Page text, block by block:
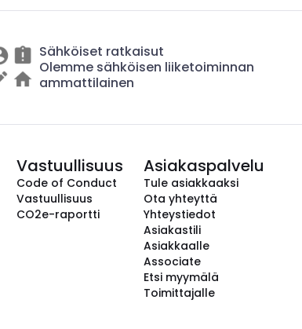
Sähköiset ratkaisut
Olemme sähköisen liiketoiminnan
ammattilainen
Vastuullisuus
Code of Conduct
Vastuullisuus
CO2e-raportti
Asiakaspalvelu
Tule asiakkaaksi
Ota yhteyttä
Yhteystiedot
Asiakastili
Asiakkaalle
Associate
Etsi myymälä
Toimittajalle